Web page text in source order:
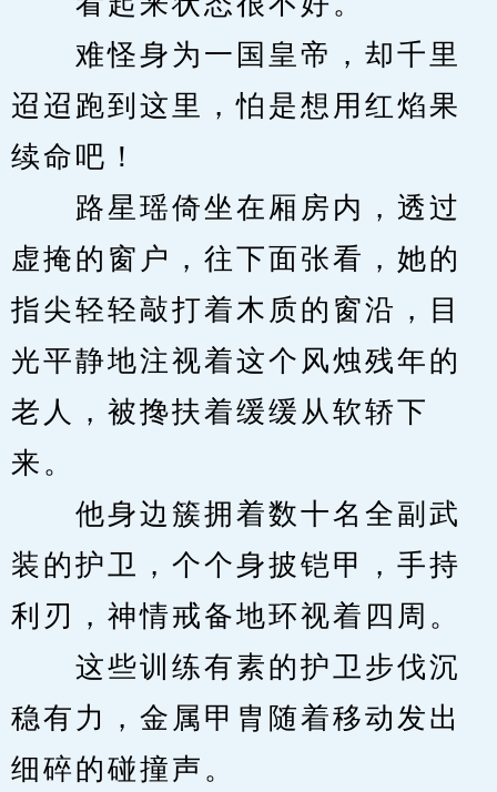
难怪身为一国皇帝，却千里
迢迢跑到这里，怕是想用红焰果
续命吧！
路星瑶倚坐在厢房内，透过
虚掩的窗户，往下面张看，她的
指尖轻轻敲打着木质的窗沿，目
光平静地注视着这个风烛残年的
老人，被搀扶着缓缓从软轿下
来。
他身边簇拥着数十名全副武
装的护卫，个个身披铠甲，手持
利刃，神情戒备地环视着四周。
这些训练有素的护卫步伐沉
稳有力，金属甲胄随着移动发出
细碎的碰撞声。